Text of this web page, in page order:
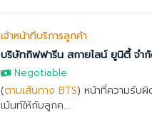
เจ้าหน้าที่บริการลูกค้า
บริษัทกิฟฟารีน สกายไลน์ ยูนิตี้ จำ
Negotiable
(ตามเส้นทาง BTS) หน้าที่ความรับ
เม้นท์ให้กับลูกค...